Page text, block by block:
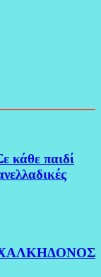
κάθε παιδί
ΧΑΛΚΗΔΟΝΟΣ